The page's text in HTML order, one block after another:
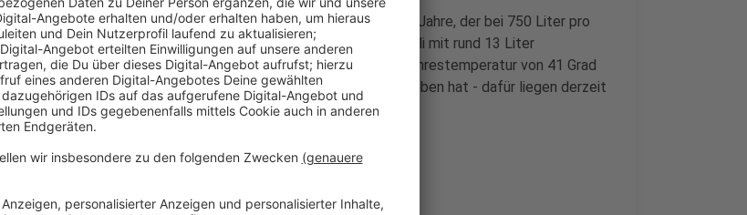
Damit platziert sich Krefeld im Durchschnitt der vergangenen 55 Jahre, der bei 750 Liter pro
Quadratmeter liegt. Der trockenste Monat des Jahres war der Juli mit rund 13 Liter
Niederschlag pro Quadratmeter. Hier wurde auch die maximale Jahrestemperatur von 41 Grad
Celsius gemessen. Wie viel Niederschlag es im Kreis Viersen gegeben hat - dafür liegen derzeit
keine aktuellen Zahlen vor.